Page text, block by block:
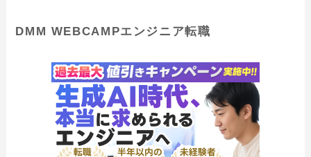
DMM WEBCAMPエンジニア転職